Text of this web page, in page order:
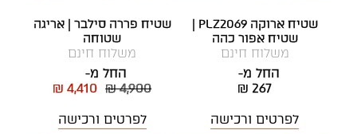
שטיח אפור כהה
משלוח חינם
החל מ-
₪ 267
לפרטים ורכישה
שטיח פררה סילבר | אריגה
שטוחה
משלוח חינם
החל מ-
₪ 4,900
₪ 4,410
לפרטים ורכישה